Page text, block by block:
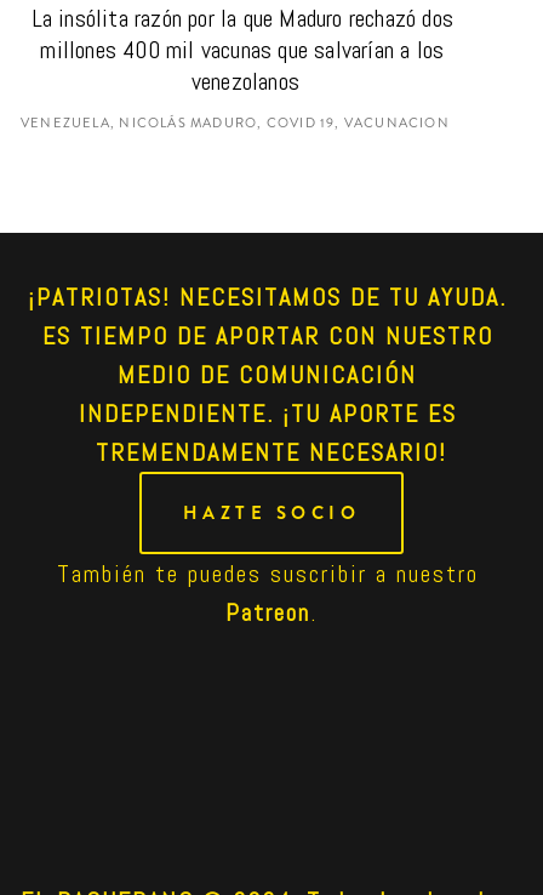
La insólita razón por la que Maduro rechazó dos
millones 400 mil vacunas que salvarían a los
venezolanos
VENEZUELA, NICOLÁS MADURO, COVID 19, VACUNACION
¡PATRIOTAS! NECESITAMOS DE TU AYUDA.
ES TIEMPO DE APORTAR CON NUESTRO
MEDIO DE COMUNICACIÓN
INDEPENDIENTE. ¡TU APORTE ES
TREMENDAMENTE NECESARIO!
HAZTE SOCIO
Patreon.